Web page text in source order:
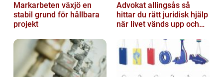
Markarbeten växjö en
stabil grund för hållbara
projekt
Advokat allingsås så
hittar du rätt juridisk hjälp
när livet vänds upp och